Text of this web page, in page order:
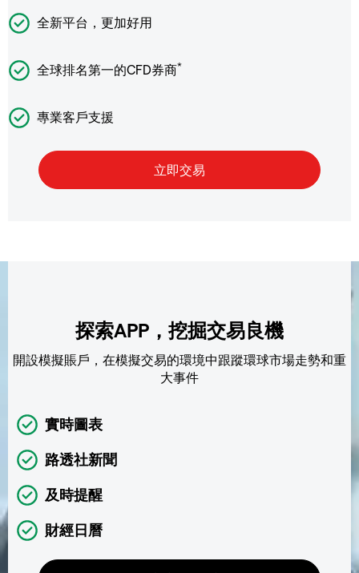
全新平台，更加好用
全球排名第一的CFD券商*
專業客戶支援
探索APP，挖掘交易良機
開設模擬賬戶，在模擬交易的環境中跟蹤環球市場走勢和重
大事件
實時圖表
路透社新聞
及時提醒
財經日曆